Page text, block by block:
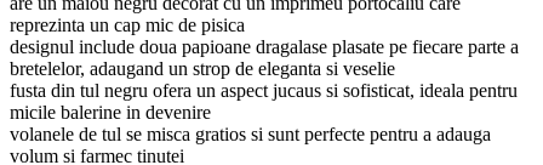
reprezinta un cap mic de pisica
designul include doua papioane dragalase plasate pe fiecare parte a
bretelelor, adaugand un strop de eleganta si veselie
fusta din tul negru ofera un aspect jucaus si sofisticat, ideala pentru
micile balerine in devenire
volanele de tul se misca gratios si sunt perfecte pentru a adauga
volum si farmec tinutei